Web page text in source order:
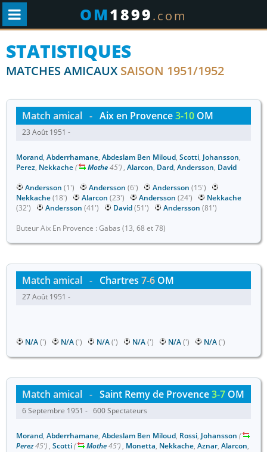
OM1899.com
STATISTIQUES
MATCHES AMICAUXSAISON 1951/1952
Match amical - Aix en Provence3-10 OM
23 Août 1951 -
Morand, Abderrhamane, Abdeslam Ben Miloud, Scotti, Johansson,
Perez, Nekkache( Mothe45') , Alarcon, Dard, Andersson, David
Andersson (1') Andersson (6') Andersson (15')
Nekkache(18') Alarcon (23') Andersson (24')
Nekkache
(32')
Andersson (41') David(51') Andersson (81')
Buteur Aix En Provence : Gabas (13, 68 et 78)
Match amical - Chartres 7-6 OM
27 Août 1951 -
N/A(') N/A(') N/A(') N/A(') N/A(') N/A(')
Match amical - Saint Remy de Provence3-7 OM
6 Septembre 1951 - 600 Spectateurs
Morand, Abderrhamane, Abdeslam Ben Miloud, Rossi, Johansson (
Perez45') , Scotti( Mothe45') , Monetta, Nekkache, Aznar, Alarcon,